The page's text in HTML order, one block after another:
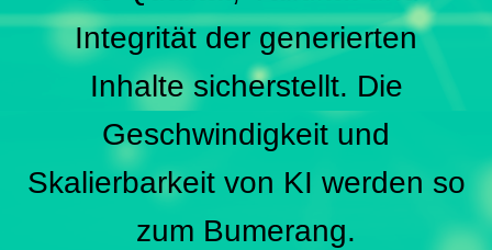
Integrität der generierten
Inhalte sicherstellt. Die
Geschwindigkeit und
Skalierbarkeit von KI werden so
zum Bumerang.